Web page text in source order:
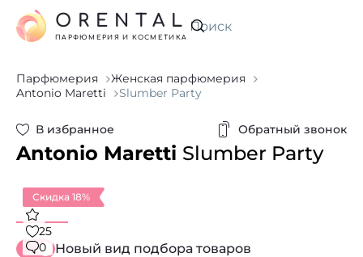
Искать
ORENTAL
ПАРФЮМЕРИЯ И КОСМЕТИКА
Парфюмерия
Женская парфюмерия
Antonio Maretti
Slumber Party
В избранное Обратный звонок
Antonio Maretti Slumber Party
Скидка 18%
25
0
Новый вид подбора товаров